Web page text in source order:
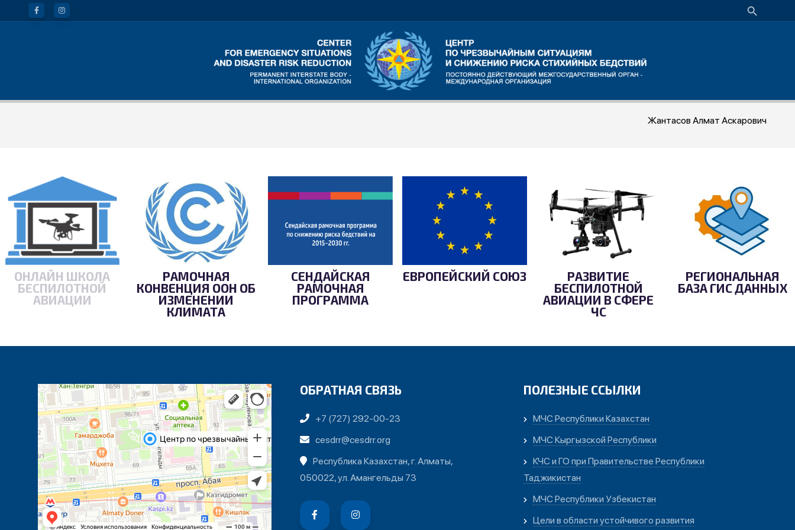
Жантасов Алмат Аскарович
ОНЛАЙН ШКОЛА
БЕСПИЛОТНОЙ
АВИАЦИИ
РАМОЧНАЯ
КОНВЕНЦИЯ ООН ОБ
ИЗМЕНЕНИИ
КЛИМАТА
СЕНДАЙСКАЯ
РАМОЧНАЯ
ПРОГРАММА
ЕВРОПЕЙСКИЙ СОЮЗ
РАЗВИТИЕ
БЕСПИЛОТНОЙ
АВИАЦИИ В СФЕРЕ
ЧС
РЕГИОНАЛЬНАЯ
БАЗА ГИС ДАННЫХ
ОБРАТНАЯ СВЯЗЬ
+7 (727) 292-00-23
cesdrr@cesdrr.org
Республика Казахстан, г. Алматы,
050022, ул. Амангельды 73
ПОЛЕЗНЫЕ ССЫЛКИ
МЧС Республики Казахстан
МЧС Кыргызской Республики
КЧС и ГО при Правительстве Республики
Таджикистан
МЧС Республики Узбекистан
Цели в области устойчивого развития